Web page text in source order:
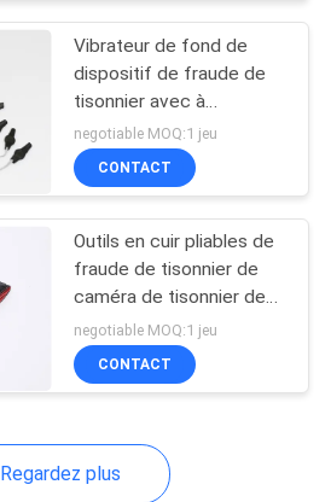
Vibrateur de fond de
dispositif de fraude de
tisonnier avec à
télécommande magique
negotiable MOQ:1 jeu
CONTACT
Outils en cuir pliables de
fraude de tisonnier de
caméra de tisonnier de
portefeuille pour l'analyse
de tisonnier
negotiable MOQ:1 jeu
CONTACT
Regardez plus